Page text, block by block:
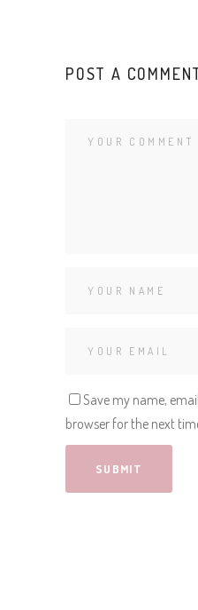
POST A
Save my name,
browser for the next